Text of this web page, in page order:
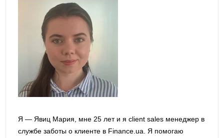
Я — Явиц Мария, мне 25 лет и я сlient sales менеджер в
службе заботы о клиенте в Finance.ua. Я помогаю